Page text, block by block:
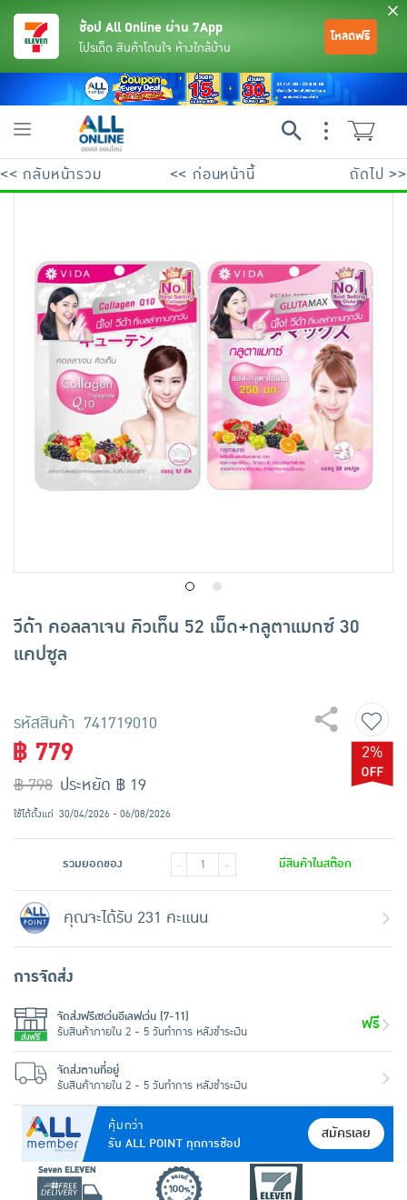
ย้อนกลับ
เครื่องดื่มและผงชงดื่ม
เครื่องปรุงรสและของแห้ง
ขนมขบเคี้ยว และช็อคโกแลต
ย้อนกลับ
ย้อนกลับ
ย้อนกลับ
ย้อนกลับ
ย้อนกลับ
ย้อนกลับ
ย้อนกลับ
ย้อนกลับ
ย้อนกลับ
พระเครื่อง test pop
ย้อนกลับ
ช้อป All Online ผ่าน 7App
โปรเด็ด สินค้าโดนใจ ห้างใกล้บ้าน
โหลดฟรี
Toggle
<< กลับหน้ารวม << ก่อนหน้านี้ ถัดไป >>
วีด้า คอลลาเจน คิวเท็น 52 เม็ด+กลูตาแมกซ์ 30
แคปซูล
รหัสสินค้า 741719010
คุ้มกว่า
รับ ALL POINT ทุกการช้อป
สมัครเลย
฿ 779
฿ 798
2%
ประหยัด ฿ 19
ใช้ได้ตั้งแต่ 30/04/2026 - 06/08/2026
รวมยอดของ - + มีสินค้าในสต๊อก
คุณจะได้รับ 231 คะแนน
การจัดส่ง
จัดส่งฟรีเซเว่นอีเลฟเว่น (7-11)
รับสินค้าภายใน 2 - 5 วันทำการ หลังชำระเงิน
ฟรี
จัดส่งตามที่อยู่
รับสินค้าภายใน 2 - 5 วันทำการ หลังชำระเงิน